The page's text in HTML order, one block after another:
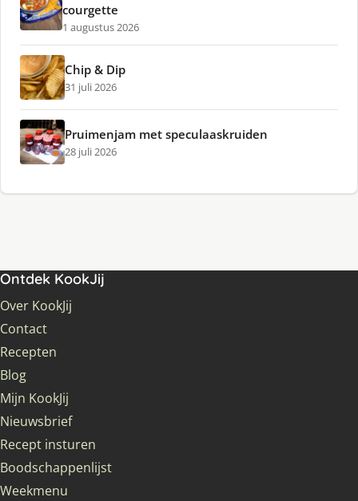
courgette
1 augustus 2026
Chip & Dip
31 juli 2026
Pruimenjam met speculaaskruiden
28 juli 2026
Ontdek KookJij
Over KookJij
Contact
Recepten
Blog
Mijn KookJij
Nieuwsbrief
Recept insturen
Boodschappenlijst
Weekmenu